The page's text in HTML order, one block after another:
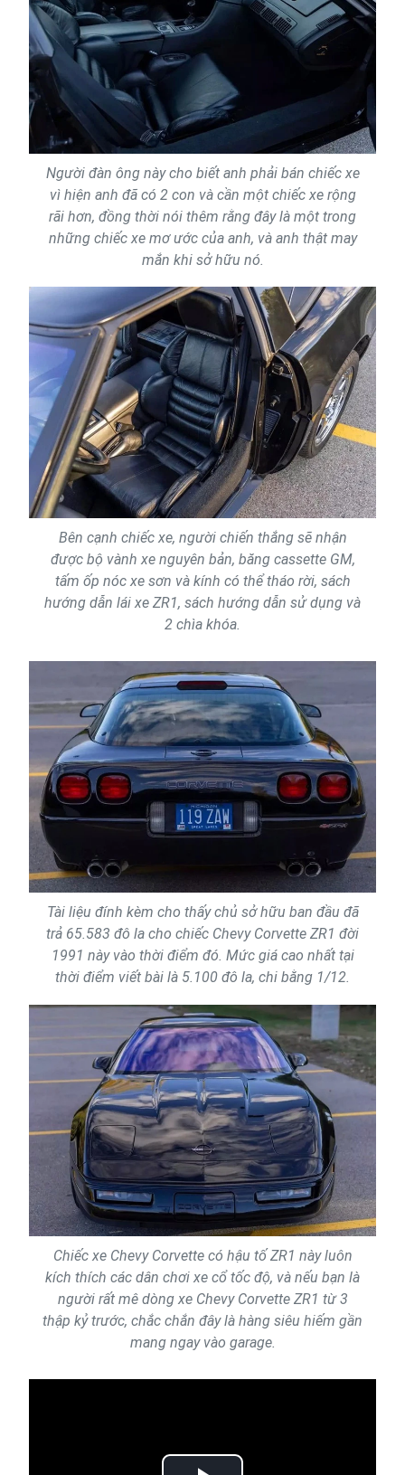
Người đàn ông này cho biết anh phải bán chiếc xe
vì hiện anh đã có 2 con và cần một chiếc xe rộng
rãi hơn, đồng thời nói thêm rằng đây là một trong
những chiếc xe mơ ước của anh, và anh thật may
mắn khi sở hữu nó.
Bên cạnh chiếc xe, người chiến thắng sẽ nhận
được bộ vành xe nguyên bản, băng cassette GM,
tấm ốp nóc xe sơn và kính có thể tháo rời, sách
hướng dẫn lái xe ZR1, sách hướng dẫn sử dụng và
2 chìa khóa.
Tài liệu đính kèm cho thấy chủ sở hữu ban đầu đã
trả 65.583 đô la cho chiếc Chevy Corvette ZR1 đời
1991 này vào thời điểm đó. Mức giá cao nhất tại
thời điểm viết bài là 5.100 đô la, chi bằng 1/12.
Chiếc xe Chevy Corvette có hậu tố ZR1 này luôn
kích thích các dân chơi xe cổ tốc độ, và nếu bạn là
người rất mê dòng xe Chevy Corvette ZR1 từ 3
thập kỷ trước, chắc chắn đây là hàng siêu hiếm gần
mang ngay vào garage.